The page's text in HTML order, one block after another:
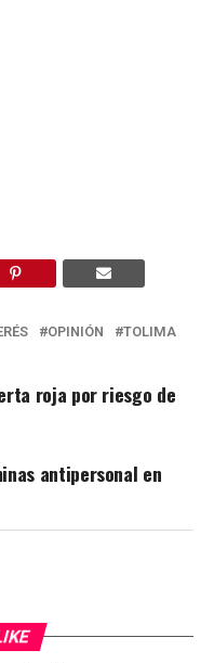
OPINIÓN TOLIMA
roja por riesgo de
antipersonal en